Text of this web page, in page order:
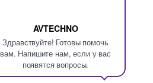
AVTECHNO
Здравствуйте! Готовы помочь
вам. Напишите нам, если у вас
появятся вопросы.